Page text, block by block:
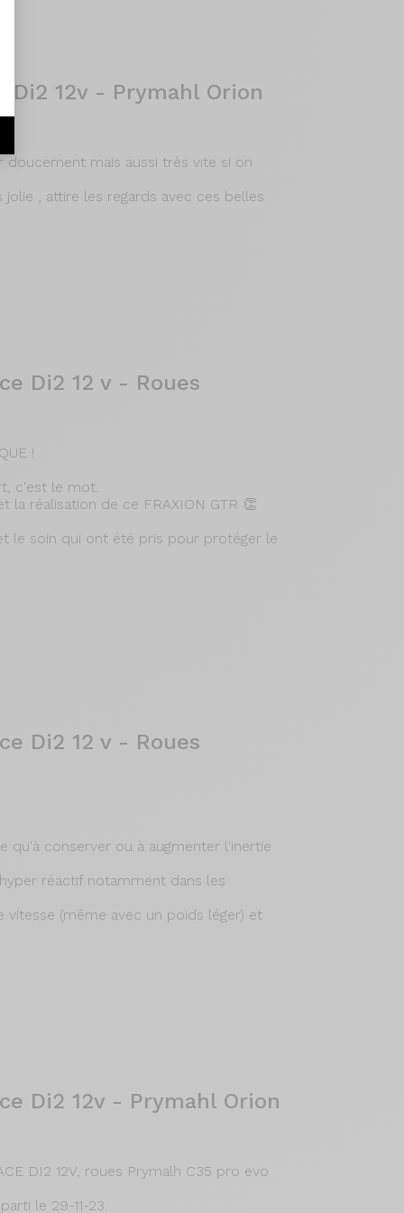
Di2 12v - Prymahl Orion
mais aussi très vite si on
, attire les regards avec ces belles
Di2 12 v - Roues
!
c'est le mot.
la réalisation de ce FRAXION GTR 👏
le soin qui ont été pris pour protéger le
Di2 12 v - Roues
qu'à conserver ou à augmenter l'inertie
réactif notamment dans les
(même avec un poids léger) et
Di2 12v - Prymahl Orion
DI2 12V, roues Prymalh C35 pro evo
le 29-11-23.